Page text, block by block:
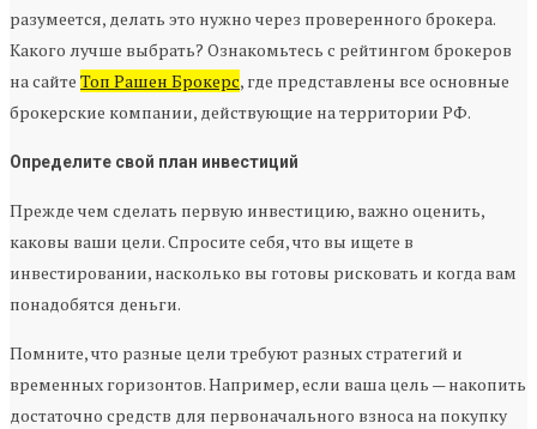
разумеется, делать это нужно через проверенного брокера.
Какого лучше выбрать? Ознакомьтесь с рейтингом брокеров
на сайте Топ Рашен Брокерс, где представлены все основные
брокерские компании, действующие на территории РФ.
Определите свой план инвестиций
Прежде чем сделать первую инвестицию, важно оценить,
каковы ваши цели. Спросите себя, что вы ищете в
инвестировании, насколько вы готовы рисковать и когда вам
понадобятся деньги.
Помните, что разные цели требуют разных стратегий и
временных горизонтов. Например, если ваша цель — накопить
достаточно средств для первоначального взноса на покупку